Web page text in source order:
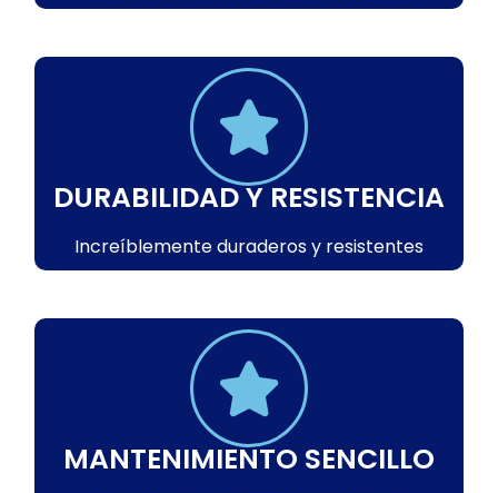
DURABILIDAD Y RESISTENCIA
Increíblemente duraderos y resistentes
MANTENIMIENTO SENCILLO